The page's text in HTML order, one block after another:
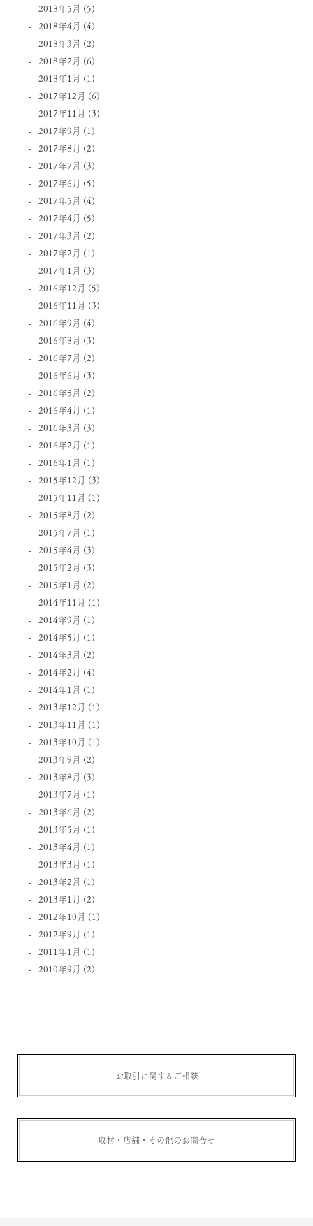
2018年5月 (5)
2018年4月 (4)
2018年3月 (2)
2018年2月 (6)
2018年1月 (1)
2017年12月 (6)
2017年11月 (3)
2017年9月 (1)
2017年8月 (2)
2017年7月 (3)
2017年6月 (5)
2017年5月 (4)
2017年4月 (5)
2017年3月 (2)
2017年2月 (1)
2017年1月 (3)
2016年12月 (5)
2016年11月 (3)
2016年9月 (4)
2016年8月 (3)
2016年7月 (2)
2016年6月 (3)
2016年5月 (2)
2016年4月 (1)
2016年3月 (3)
2016年2月 (1)
2016年1月 (1)
2015年12月 (3)
2015年11月 (1)
2015年8月 (2)
2015年7月 (1)
2015年4月 (3)
2015年2月 (3)
2015年1月 (2)
2014年11月 (1)
2014年9月 (1)
2014年5月 (1)
2014年3月 (2)
2014年2月 (4)
2014年1月 (1)
2013年12月 (1)
2013年11月 (1)
2013年10月 (1)
2013年9月 (2)
2013年8月 (3)
2013年7月 (1)
2013年6月 (2)
2013年5月 (1)
2013年4月 (1)
2013年3月 (1)
2013年2月 (1)
2013年1月 (2)
2012年10月 (1)
2012年9月 (1)
2011年1月 (1)
2010年9月 (2)
お取引に関するご相談
取材・店舗・その他のお問合せ